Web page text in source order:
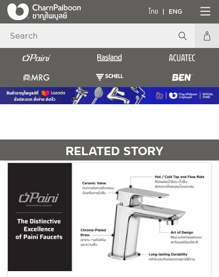
ไทย ENG
RELATED STORY